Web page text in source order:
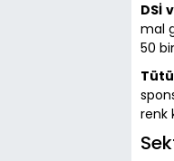
DSİ
mal
50
renk